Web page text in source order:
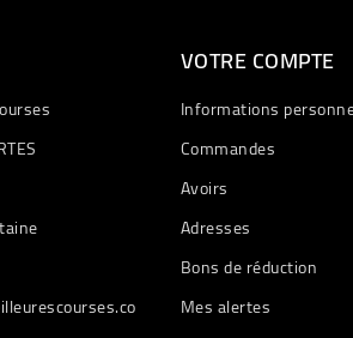
VOTRE COMPTE
Informations
Commandes
Avoirs
Adresses
Bons de réduction
Mes alertes